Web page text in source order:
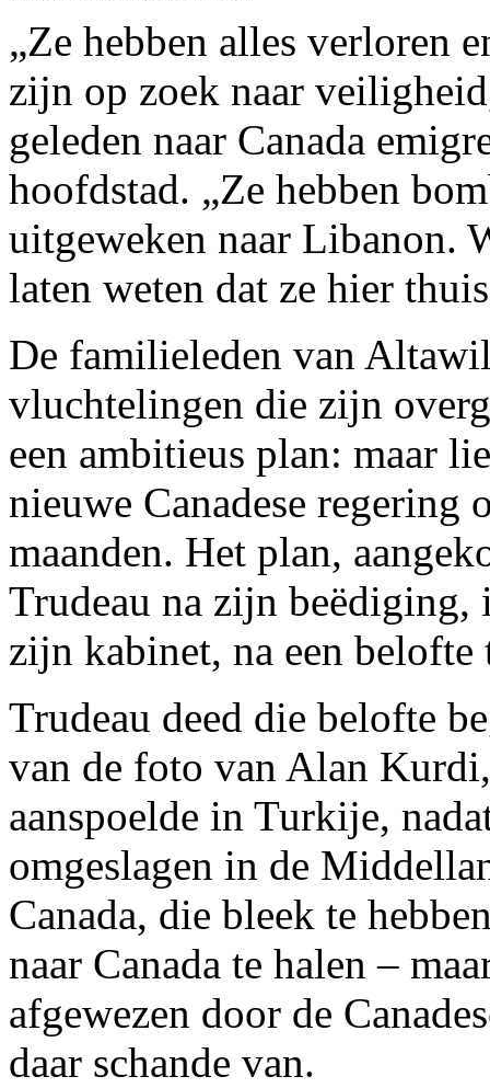
„Ze hebben alles verloren
zijn op zoek naar
geleden naar Canada
hoofdstad. „Ze hebben
uitgeweken naar Libanon.
laten weten dat ze hier
De familieleden van
vluchtelingen die zijn
een ambitieus plan: maar
nieuwe Canadese regering
maanden. Het plan,
Trudeau na zijn beëdiging,
zijn kabinet, na een
Trudeau deed die belofte
van de foto van Alan
aanspoelde in Turkije,
omgeslagen in de
Canada, die bleek te
naar Canada te halen –
afgewezen door de
daar schande van.